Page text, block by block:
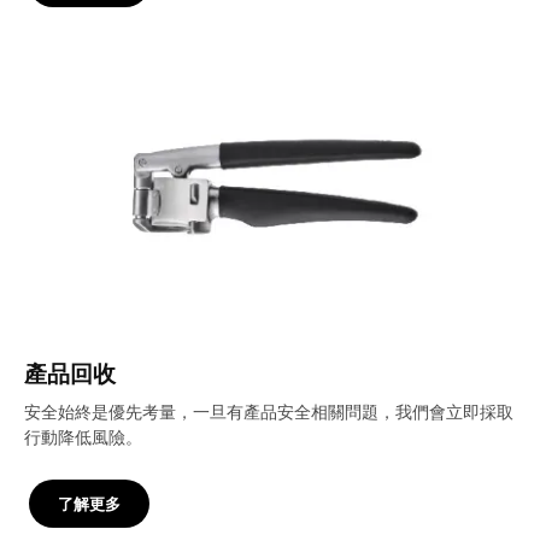
產品回收
安全始終是優先考量，一旦有產品安全相關問題，我們會立即採取
行動降低風險。
了解更多